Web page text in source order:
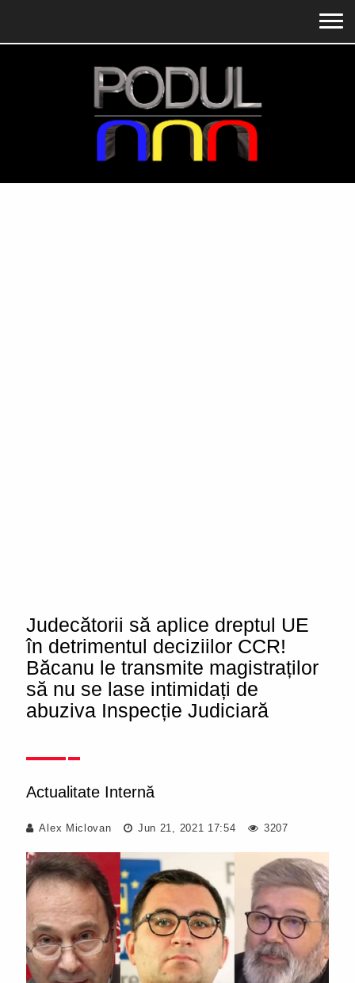
Judecătorii să aplice dreptul UE
în detrimentul deciziilor CCR!
Băcanu le transmite magistraților
să nu se lase intimidați de
abuziva Inspecție Judiciară
Actualitate Internă
Alex Miclovan Jun 21, 2021 17:54 3207